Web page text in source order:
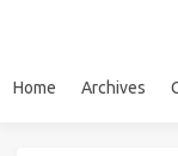
Home Archives